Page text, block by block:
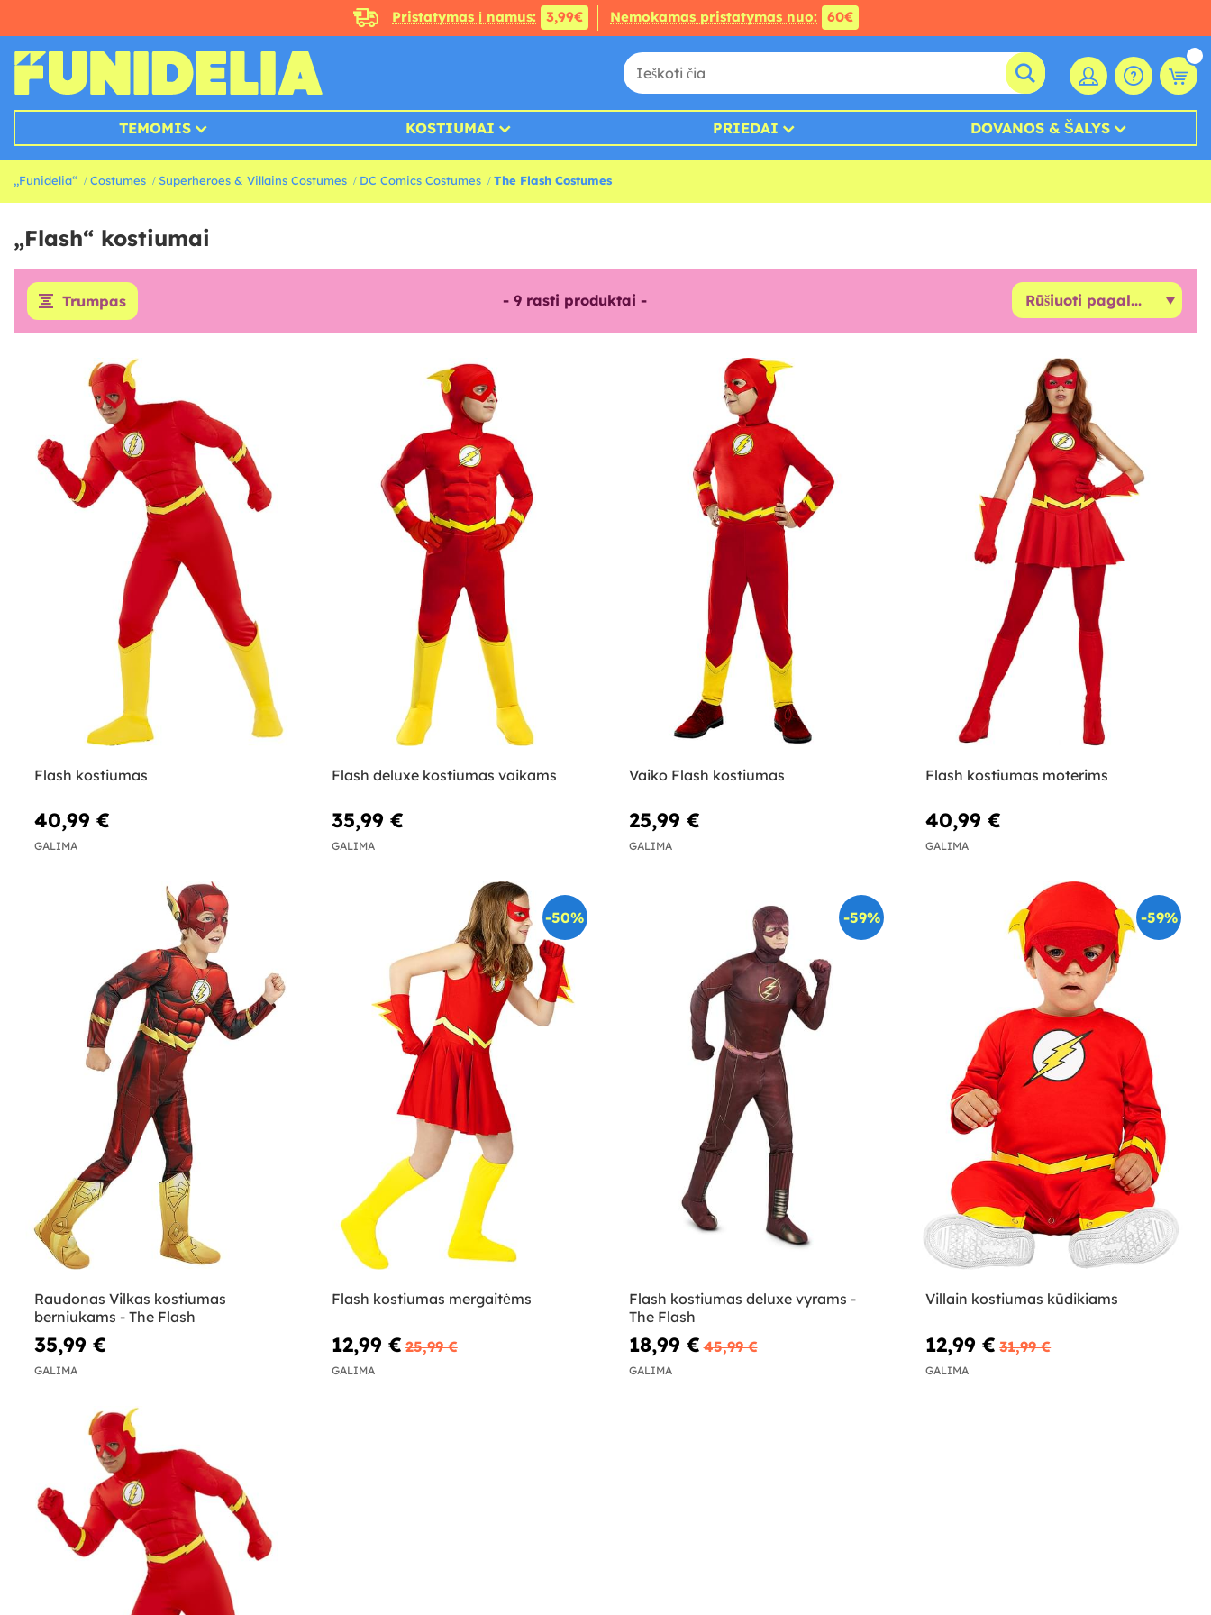
Pristatymas į namus: 3,99€ Nemokamas pristatymas nuo: 60€
TEMOMIS KOSTIUMAI PRIEDAI DOVANOS & ŠALYS
„Funidelia“ Costumes Superheroes & Villains Costumes DC Comics Costumes The Flash Costumes
„Flash“ kostiumai
Trumpas - 9 rasti produktai -
Flash kostiumas
40,99 €
GALIMA
Flash deluxe kostiumas vaikams
35,99 €
GALIMA
Vaiko Flash kostiumas
25,99 €
GALIMA
Flash kostiumas moterims
40,99 €
GALIMA
Raudonas Vilkas kostiumas
berniukams - The Flash
35,99 €
GALIMA
-50%
Flash kostiumas mergaitėms
12,99 € 25,99 €
GALIMA
-59%
Flash kostiumas deluxe vyrams -
The Flash
18,99 € 45,99 €
GALIMA
-59%
Villain kostiumas kūdikiams
12,99 € 31,99 €
GALIMA